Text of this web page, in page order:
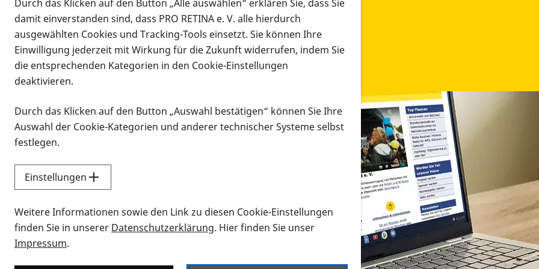
Infomaterial
Infomaterial
Vorlesen
Alle Infomaterialien in verschiedenen Formaten an
Sie möchten wissen, wie Sie nach Infonmaterial suchen und dieses bestellen bzw. herunterladen
Durch das Klicken auf den Button „Alle auswählen“ erklären Sie, dass Sie
damit einverstanden sind, dass PRO RETINA e. V. alle hierdurch
ausgewählten Cookies und Tracking-Tools einsetzt. Sie können Ihre
Einwilligung jederzeit mit Wirkung für die Zukunft widerrufen, indem Sie
die entsprechenden Kategorien in den Cookie-Einstellungen
deaktivieren.
Durch das Klicken auf den Button „Auswahl bestätigen“ können Sie Ihre
Auswahl der Cookie-Kategorien und anderer technischer Systeme selbst
festlegen.
Einstellungen
Weitere Informationen sowie den Link zu diesen Cookie-Einstellungen
finden Sie in unserer Datenschutzerklärung. Hier finden Sie unser
Impressum.